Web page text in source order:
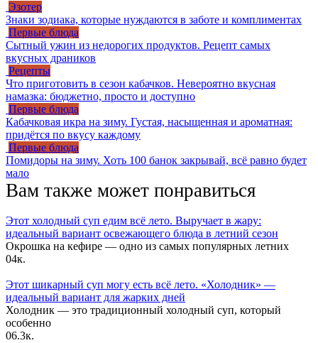
Эзотер
Знаки зодиака, которые нуждаются в заботе и комплиментах
Первые блюда
Сытный ужин из недорогих продуктов. Рецепт самых
вкусных драников
Рецепты
Что приготовить в сезон кабачков. Невероятно вкусная
намазка: бюджетно, просто и доступно
Первые блюда
Кабачковая икра на зиму. Густая, насыщенная и ароматная:
придётся по вкусу каждому
Первые блюда
Помидоры на зиму. Хоть 100 банок закрывай, всё равно будет
мало
Вам также может понравиться
Этот холодный суп едим всё лето. Выручает в жару:
идеальный вариант освежающего блюда в летний сезон
Окрошка на кефире — одно из самых популярных летних
04к.
Этот шикарный суп могу есть всё лето. «Холодник» —
идеальный вариант для жарких дней
Холодник — это традиционный холодный суп, который
особенно
06.3к.